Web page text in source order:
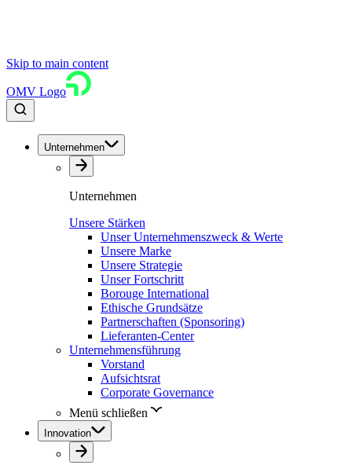
Skip to main content
OMV Logo
Unternehmen
Unternehmen
Unsere Stärken
Unser Unternehmenszweck & Werte
Unsere Marke
Unsere Strategie
Unser Fortschritt
Borouge International
Ethische Grundsätze
Partnerschaften (Sponsoring)
Lieferanten-Center
Unternehmensführung
Vorstand
Aufsichtsrat
Corporate Governance
Menü schließen
Innovation